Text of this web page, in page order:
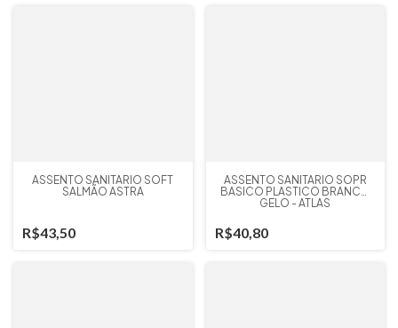
ASSENTO SANITARIO SOFT
SALMÃO ASTRA
R$43,50
ASSENTO SANITARIO SOPR
BASICO PLASTICO BRANCO
GELO - ATLAS
R$40,80